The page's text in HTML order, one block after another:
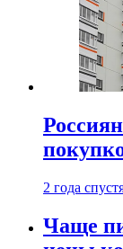
2 года
Чаще